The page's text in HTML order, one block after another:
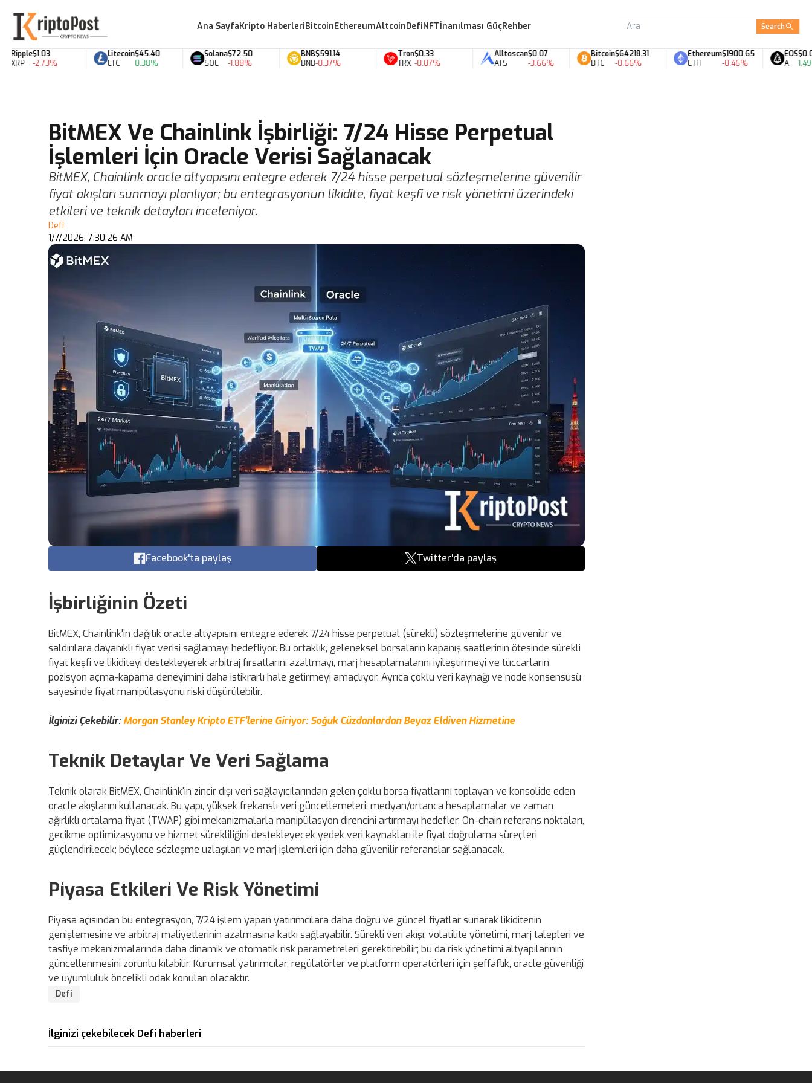
Ana SayfaKripto HaberleriBitcoinEthereumAltcoinDefiNFTİnanılması GüçRehber Search
$1.03
-2.73%
Litecoin
LTC
$45.40
0.38%
Solana
SOL
$72.50
-1.88%
BNB
BNB
$591.14
-0.37%
Tron
TRX
$0.33
-0.07%
Alltoscan
ATS
$0.07
-3.66%
Bitcoin
BTC
$64218.31
-0.66%
Ethereum
ETH
$1900.65
-0.46%
EOS
A
$0.07
1.49%
BitMEX Ve Chainlink İşbirliği: 7/24 Hisse Perpetual
İşlemleri İçin Oracle Verisi Sağlanacak
BitMEX, Chainlink oracle altyapısını entegre ederek 7/24 hisse perpetual sözleşmelerine güvenilir
fiyat akışları sunmayı planlıyor; bu entegrasyonun likidite, fiyat keşfi ve risk yönetimi üzerindeki
etkileri ve teknik detayları inceleniyor.
Defi
1/7/2026, 7:30:26 AM
Facebook'ta paylaş Twitter'da paylaş
İşbirliğinin Özeti
BitMEX, Chainlink'in dağıtık oracle altyapısını entegre ederek 7/24 hisse perpetual (sürekli) sözleşmelerine güvenilir ve
saldırılara dayanıklı fiyat verisi sağlamayı hedefliyor. Bu ortaklık, geleneksel borsaların kapanış saatlerinin ötesinde sürekli
fiyat keşfi ve likiditeyi destekleyerek arbitraj fırsatlarını azaltmayı, marj hesaplamalarını iyileştirmeyi ve tüccarların
pozisyon açma-kapama deneyimini daha istikrarlı hale getirmeyi amaçlıyor. Ayrıca çoklu veri kaynağı ve node konsensüsü
sayesinde fiyat manipülasyonu riski düşürülebilir.
İlginizi Çekebilir:Morgan Stanley Kripto ETF'lerine Giriyor: Soğuk Cüzdanlardan Beyaz Eldiven Hizmetine
Teknik Detaylar Ve Veri Sağlama
Teknik olarak BitMEX, Chainlink'in zincir dışı veri sağlayıcılarından gelen çoklu borsa fiyatlarını toplayan ve konsolide eden
oracle akışlarını kullanacak. Bu yapı, yüksek frekanslı veri güncellemeleri, medyan/ortanca hesaplamalar ve zaman
ağırlıklı ortalama fiyat (TWAP) gibi mekanizmalarla manipülasyon direncini artırmayı hedefler. On-chain referans noktaları,
gecikme optimizasyonu ve hizmet sürekliliğini destekleyecek yedek veri kaynakları ile fiyat doğrulama süreçleri
güçlendirilecek; böylece sözleşme uzlaşıları ve marj işlemleri için daha güvenilir referanslar sağlanacak.
Piyasa Etkileri Ve Risk Yönetimi
Piyasa açısından bu entegrasyon, 7/24 işlem yapan yatırımcılara daha doğru ve güncel fiyatlar sunarak likiditenin
genişlemesine ve arbitraj maliyetlerinin azalmasına katkı sağlayabilir. Sürekli veri akışı, volatilite yönetimi, marj talepleri ve
tasfiye mekanizmalarında daha dinamik ve otomatik risk parametreleri gerektirebilir; bu da risk yönetimi altyapılarının
güncellenmesini zorunlu kılabilir. Kurumsal yatırımcılar, regülatörler ve platform operatörleri için şeffaflık, oracle güvenliği
ve uyumluluk öncelikli odak konuları olacaktır.
Defi
İlginizi çekebilecek Defi haberleri